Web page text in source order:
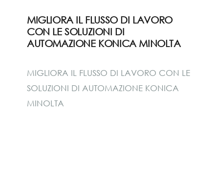
MIGLIORA IL FLUSSO DI LAVORO
CON LE SOLUZIONI DI
AUTOMAZIONE KONICA MINOLTA
MIGLIORA IL FLUSSO DI LAVORO CON LE
SOLUZIONI DI AUTOMAZIONE KONICA
MINOLTA